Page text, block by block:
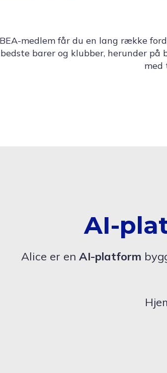
medlem får du en lang række
bedste barer og klubber, herunder på
med
AI-
Alice er en AI-platform